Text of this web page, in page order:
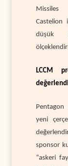
Missiles
Castelion
düşük
LCCM
Pentagon
yeni
sponsor
“askeri